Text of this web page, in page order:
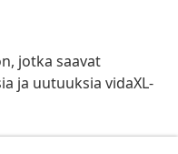
jotka saavat
ja uutuuksia vidaXL-